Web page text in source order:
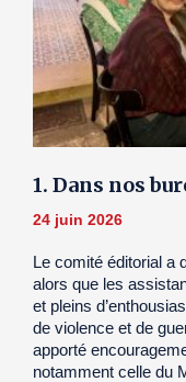
1. Dans nos
24 juin 2026
Le comité éditorial a
alors que les
et pleins
de violence et de
apporté
notamment celle du